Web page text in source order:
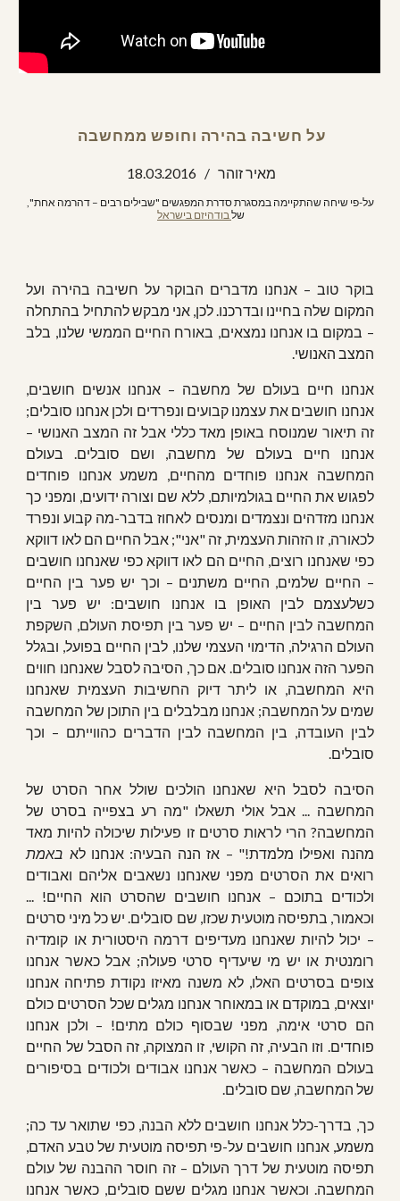
על חשיבה בהירה וחופש ממחשבה
מאיר זוהר   / 18.03.2016
של בודהיזם בישראל
בוקר טוב – אנחנו מדברים הבוקר על חשיבה בהירה ועל
המקום שלה בחיינו ובדרכנו. לכן, אני מבקש להתחיל בהתחלה
– במקום בו אנחנו נמצאים, באורח החיים הממשי שלנו, בלב
המצב האנושי.
אנחנו חיים בעולם של מחשבה – אנחנו אנשים חושבים,
אנחנו חושבים את עצמנו קבועים ונפרדים ולכן אנחנו סובלים;
זה תיאור שמנוסח באופן מאד כללי אבל זה המצב האנושי –
אנחנו חיים בעולם של מחשבה, ושם סובלים. בעולם
המחשבה אנחנו פוחדים מהחיים, משמע אנחנו פוחדים
לפגוש את החיים בגולמיותם, ללא שם וצורה ידועים, ומפני כך
אנחנו מזדהים ונצמדים ומנסים לאחוז בדבר-מה קבוע ונפרד
לכאורה, זו הזהות העצמית, זה "אני"; אבל החיים הם לאו דווקא
כפי שאנחנו רוצים, החיים הם לאו דווקא כפי שאנחנו חושבים
– החיים שלמים, החיים משתנים – וכך יש פער בין החיים
כשלעצמם לבין האופן בו אנחנו חושבים: יש פער בין
המחשבה לבין החיים – יש פער בין תפיסת העולם, השקפת
העולם הרגילה, הדימוי העצמי שלנו, לבין החיים בפועל, ובגלל
הפער הזה אנחנו סובלים. אם כך, הסיבה לסבל שאנחנו חווים
היא המחשבה, או ליתר דיוק החשיבות העצמית שאנחנו
שמים על המחשבה; אנחנו מבלבלים בין התוכן של המחשבה
לבין העובדה, בין המחשבה לבין הדברים כהווייתם – וכך
סובלים.
הסיבה לסבל היא שאנחנו הולכים שולל אחר הסרט של
המחשבה ... אבל אולי תשאלו "מה רע בצפייה בסרט של
המחשבה? הרי לראות סרטים זו פעילות שיכולה להיות מאד
מהנה ואפילו מלמדת!" – אז הנה הבעיה: אנחנו לא באמת
רואים את הסרטים מפני שאנחנו נשאבים אליהם ואבודים
ולכודים בתוכם – אנחנו חושבים שהסרט הוא החיים! ...
וכאמור, בתפיסה מוטעית שכזו, שם סובלים. יש כל מיני סרטים
– יכול להיות שאנחנו מעדיפים דרמה היסטורית או קומדיה
רומנטית או יש מי שיעדיף סרטי פעולה; אבל כאשר אנחנו
צופים בסרטים האלו, לא משנה מאיזו נקודת פתיחה אנחנו
יוצאים, במוקדם או במאוחר אנחנו מגלים שכל הסרטים כולם
הם סרטי אימה, מפני שבסוף כולם מתים! – ולכן אנחנו
פוחדים. וזו הבעיה, זה הקושי, זו המצוקה, זה הסבל של החיים
בעולם המחשבה – כאשר אנחנו אבודים ולכודים בסיפורים
של המחשבה, שם סובלים.
כך, בדרך-כלל אנחנו חושבים ללא הבנה, כפי שתואר עד כה;
משמע, אנחנו חושבים על-פי תפיסה מוטעית של טבע האדם,
תפיסה מוטעית של דרך העולם – זה חוסר ההבנה של עולם
המחשבה. וכאשר אנחנו מגלים ששם סובלים, כאשר אנחנו